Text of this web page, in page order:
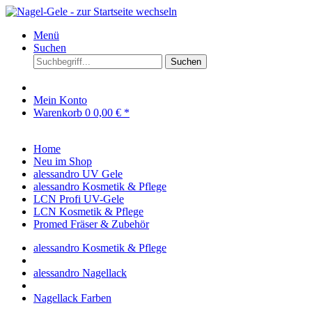
Menü
Suchen
Suchen
Mein Konto
Warenkorb 0 0,00 € *
Home
Neu im Shop
alessandro UV Gele
alessandro Kosmetik & Pflege
LCN Profi UV-Gele
LCN Kosmetik & Pflege
Promed Fräser & Zubehör
alessandro Kosmetik & Pflege
alessandro Nagellack
Nagellack Farben